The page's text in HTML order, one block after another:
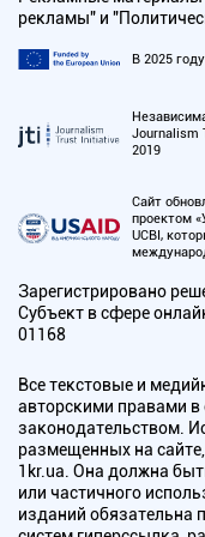
рекламы" и
В 2025
Journalism
2019
Сайт
проектом
UCBI,
Зарегистрировано
Субъект в сфере
01168
Все текстовые и
авторскими правами
законодательством.
размещенных на
1kr.ua. Она должна
или частичного
изданий обязательна